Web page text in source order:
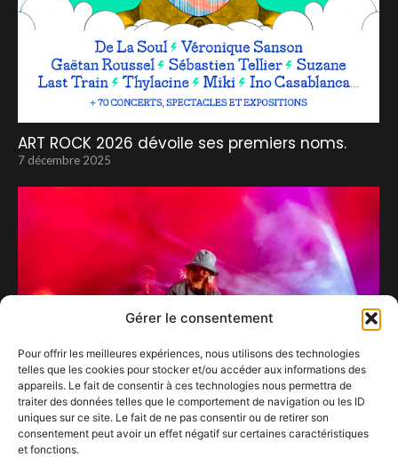
Gérer le consentement
Pour offrir les meilleures expériences, nous utilisons des technologies
telles que les cookies pour stocker et/ou accéder aux informations des
appareils. Le fait de consentir à ces technologies nous permettra de
traiter des données telles que le comportement de navigation ou les ID
uniques sur ce site. Le fait de ne pas consentir ou de retirer son
consentement peut avoir un effet négatif sur certaines caractéristiques
et fonctions.
ART ROCK 2026 dévoile ses premiers noms.
7 décembre 2025
Alice et Moi, …merveille…au pays des Nuits